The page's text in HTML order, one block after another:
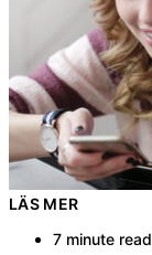
LÄS MER
7 minute read